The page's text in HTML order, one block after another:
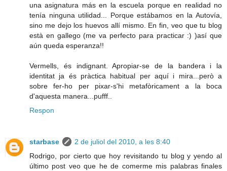
una asignatura más en la escuela porque en realidad no
tenía ninguna utilidad... Porque estábamos en la Autovía,
sino me dejo los huevos allí mismo. En fin, veo que tu blog
està en gallego (me va perfecto para practicar :) )así que
aún queda esperanza!!
Vermells, és indignant. Apropiar-se de la bandera i la
identitat ja és pràctica habitual per aquí i mira...però a
sobre fer-ho per pixar-s'hi metafòricament a la boca
d'aquesta manera...pufff..
Respon
starbase
2 de juliol del 2010, a les 8:40
Rodrigo, por cierto que hoy revisitando tu blog y yendo al
último post veo que he de comerme mis palabras finales